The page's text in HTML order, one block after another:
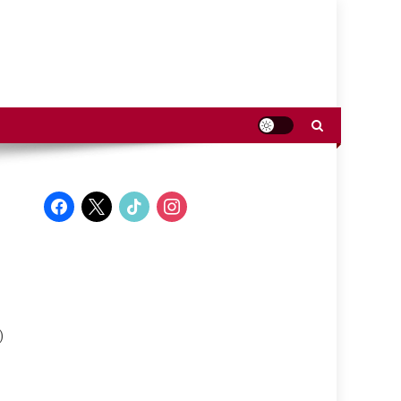
facebook
x tiktok instagram